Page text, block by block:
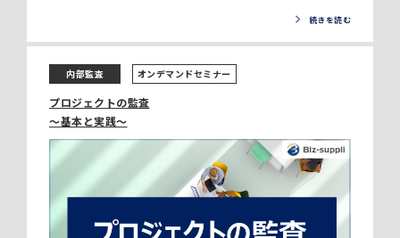
続きを読む
内部監査 オンデマンドセミナー
プロジェクトの監査
～基本と実践～